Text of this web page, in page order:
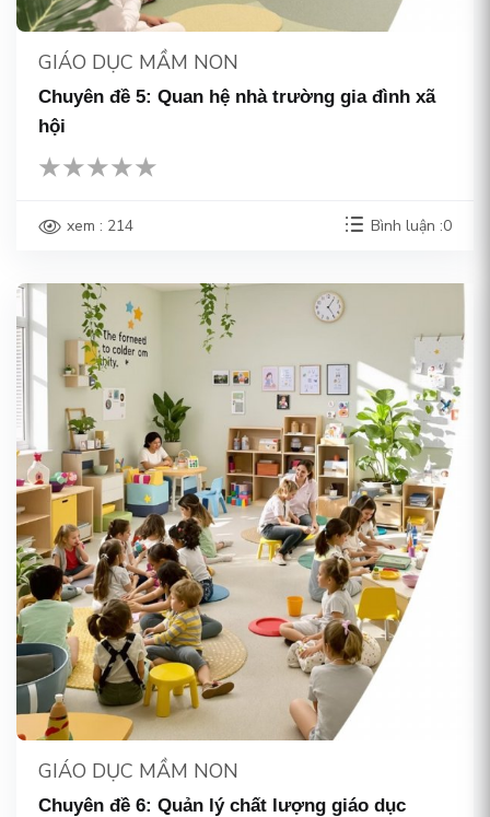
GIÁO DỤC MẦM NON
Chuyên đề 5: Quan hệ nhà trường gia đình xã
hội
xem : 214 Bình luận :0
GIÁO DỤC MẦM NON
Chuyên đề 6: Quản lý chất lượng giáo dục